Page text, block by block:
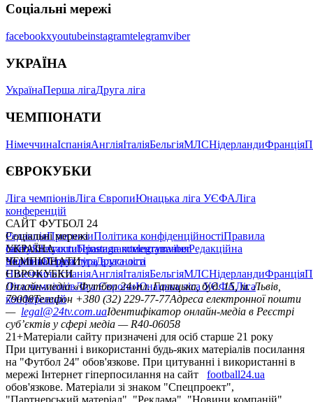
Соціальні мережі
facebookxyoutubeinstagramtelegramviber
УКРАЇНА
УкраїнаПерша лігаДруга ліга
ЧЕМПІОНАТИ
НімеччинаІспаніяАнгліяІталіяБельгіяМЛСНідерландиФранція
ЄВРОКУБКИ
Ліга чемпіонівЛіга ЄвропиЮнацька ліга УЄФАЛіга
конференцій
САЙТ ФУТБОЛ 24
РедакціяПрогнозиПолітика конфіденційностіПравила
сайтуКонтактиПравила коментуванняРедакційна
політикаСтруктура власності
Соціальні мережі
facebookxyoutubeinstagramtelegramviber
УКРАЇНА
УкраїнаПерша лігаДруга ліга
ЧЕМПІОНАТИ
НімеччинаІспаніяАнгліяІталіяБельгіяМЛСНідерландиФранція
ЄВРОКУБКИ
Ліга чемпіонівЛіга ЄвропиЮнацька ліга УЄФАЛіга
конференцій
Онлайн-медіа «Футбол 24»пл. Галицька, буд. 15, м. Львів,
79008Телефон +380 (32) 229-77-77Адреса електронної пошти
— legal@24tv.com.uaІдентифікатор онлайн-медіа в Реєстрі
суб’єктів у сфері медіа — R40-06058
21+Матеріали сайту призначені для осіб старше 21 року
При цитуванні і використанні будь-яких матеріалів посилання
на "Футбол 24" обов'язкове. При цитуванні і використанні в
мережі Інтернет гіперпосилання на сайт
football24.ua
обов'язкове. Матеріали зі знаком "Спецпроект",